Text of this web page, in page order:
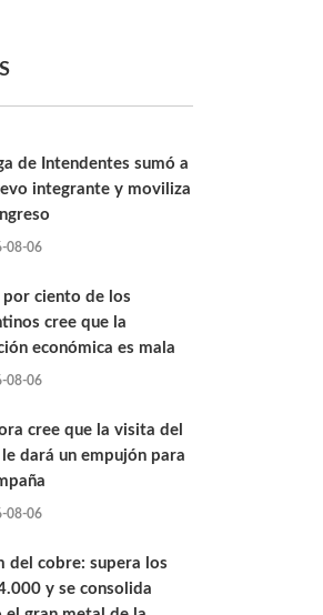
de Intendentes sumó a
integrante y moviliza
08-06
por ciento de los
cree que la
económica es mala
08-06
cree que la visita del
le dará un empujón para
08-06
del cobre: supera los
y se consolida